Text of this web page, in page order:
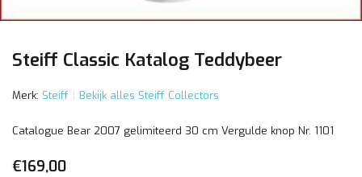
Steiff Classic Katalog Teddybeer
Merk: Steiff Bekijk alles Steiff Collectors
Catalogue Bear 2007 gelimiteerd 30 cm Vergulde knop Nr. 1101
€169,00